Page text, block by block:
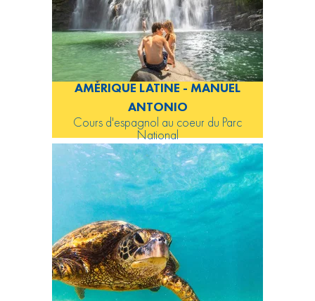
AMÉRIQUE LATINE - MANUEL
ANTONIO
Cours d'espagnol au coeur du Parc
National